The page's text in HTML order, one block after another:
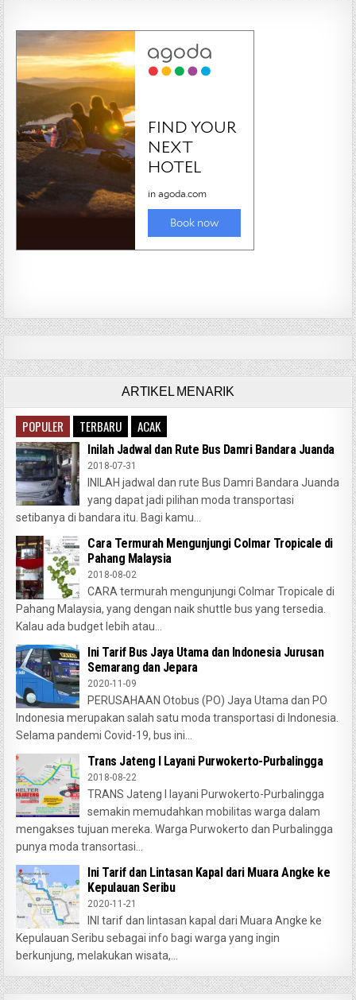
ARTIKEL MENARIK
POPULER TERBARU ACAK
Inilah Jadwal dan Rute Bus Damri Bandara Juanda
2018-07-31
INILAH jadwal dan rute Bus Damri Bandara Juanda
yang dapat jadi pilihan moda transportasi
setibanya di bandara itu. Bagi kamu...
Cara Termurah Mengunjungi Colmar Tropicale di
Pahang Malaysia
2018-08-02
CARA termurah mengunjungi Colmar Tropicale di
Pahang Malaysia, yang dengan naik shuttle bus yang tersedia.
Kalau ada budget lebih atau...
Ini Tarif Bus Jaya Utama dan Indonesia Jurusan
Semarang dan Jepara
2020-11-09
PERUSAHAAN Otobus (PO) Jaya Utama dan PO
Indonesia merupakan salah satu moda transportasi di Indonesia.
Selama pandemi Covid-19, bus ini...
Trans Jateng I Layani Purwokerto-Purbalingga
2018-08-22
TRANS Jateng I layani Purwokerto-Purbalingga
semakin memudahkan mobilitas warga dalam
mengakses tujuan mereka. Warga Purwokerto dan Purbalingga
punya moda transortasi...
Ini Tarif dan Lintasan Kapal dari Muara Angke ke
Kepulauan Seribu
2020-11-21
INI tarif dan lintasan kapal dari Muara Angke ke
Kepulauan Seribu sebagai info bagi warga yang ingin
berkunjung, melakukan wisata,...